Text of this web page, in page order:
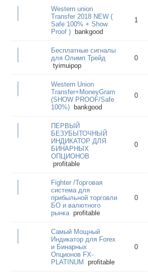
Western union
Transfer 2018 NEW (
Safe 100% + Show
Proof ) bankgood
1
Бесплатные сигналы
для Олимп Трейд
tyimuipop
0
Western Union
Transfer+MoneyGram
(SHOW PROOF/Safe
100%) bankgood
0
ПЕРВЫЙ
БЕЗУБЫТОЧНЫЙ
ИНДИКАТОР ДЛЯ
БИНАРНЫХ
ОПЦИОНОВ
profitable
0
Fighter /Торговая
система для
прибыльной торговли
БО и валютного
рынка profitable
0
Самый Мощный
Индикатор для Forex
и Бинарных
Опционов FX-
PLATINUM profitable
0